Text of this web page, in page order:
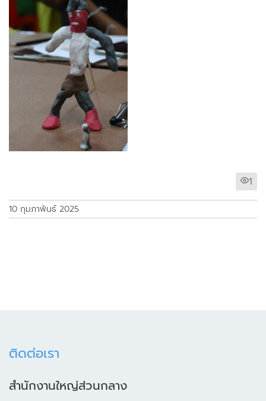
1
10 กุมภาพันธ์ 2025
ติดต่อเรา
สำนักงานใหญ่ส่วนกลาง